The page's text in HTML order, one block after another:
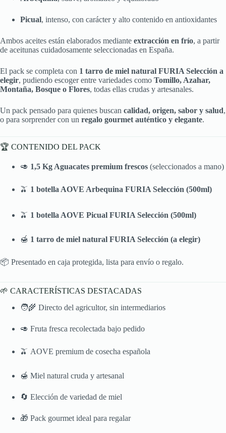
Picual, intenso, con carácter y alto contenido en antioxidantes
Ambos aceites están elaborados mediante extracción en frío, a partir
de aceitunas cuidadosamente seleccionadas en España.
El pack se completa con 1 tarro de miel natural FURIA Selección a
elegir, pudiendo escoger entre variedades como Tomillo, Azahar,
Montaña, Bosque o Flores, todas ellas crudas y artesanales.
Un pack pensado para quienes buscan calidad, origen, sabor y salud,
o para sorprender con un regalo gourmet auténtico y elegante.
🏆 CONTENIDO DEL PACK
🥑 1,5 Kg Aguacates premium frescos (seleccionados a mano)
🫒 1 botella AOVE Arbequina FURIA Selección (500ml)
🫒 1 botella AOVE Picual FURIA Selección (500ml)
🍯 1 tarro de miel natural FURIA Selección (a elegir)
📦 Presentado en caja protegida, lista para envío o regalo.
🌱 CARACTERÍSTICAS DESTACADAS
🧑‍🌾 Directo del agricultor, sin intermediarios
🥑 Fruta fresca recolectada bajo pedido
🫒 AOVE premium de cosecha española
🍯 Miel natural cruda y artesanal
🔄 Elección de variedad de miel
🎁 Pack gourmet ideal para regalar